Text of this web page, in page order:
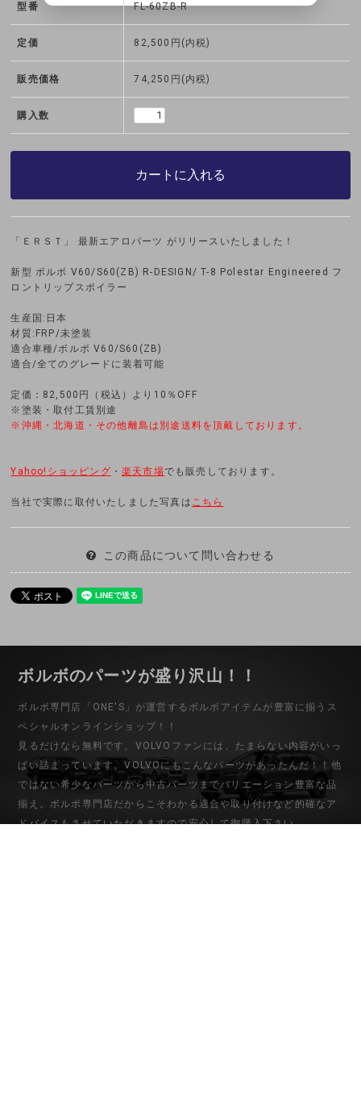
型番 FL-60ZB-R
定価 82,500円(内税)
販売価格 74,250円(内税)
購入数
カートに入れる
「ＥＲＳＴ」 最新エアロパーツ がリリースいたしました！
新型 ボルボ V60/S60(ZB) R-DESIGN/ T-8 Polestar Engineered フ
ロントリップスポイラー
生産国:日本
材質:FRP/未塗装
適合車種/ボルボ V60/S60(ZB)
適合/全てのグレードに装着可能
定価：82,500円（税込）より10％OFF
※塗装・取付工賃別途
※沖縄・北海道・その他離島は別途送料を頂戴しております。
Yahoo!ショッピング ・楽天市場でも販売しております。
当社で実際に取付いたしました写真は こちら
この商品について問い合わせる
ボルボのパーツが盛り沢山！！
ボルボ専門店「ONE'S」が運営するボルボアイテムが豊富に揃うス
ペシャルオンラインショップ！！
見るだけなら無料です。VOLVOファンには、たまらない内容がいっ
ぱい詰まっています。VOLVOにもこんなパーツがあったんだ！！他
ではない希少なパーツから中古パーツまでバリエーション豊富な品
揃え。ボルボ専門店だからこそわかる適合や取り付けなど的確なア
ドバイスもさせていただきますので安心して御購入下さい。